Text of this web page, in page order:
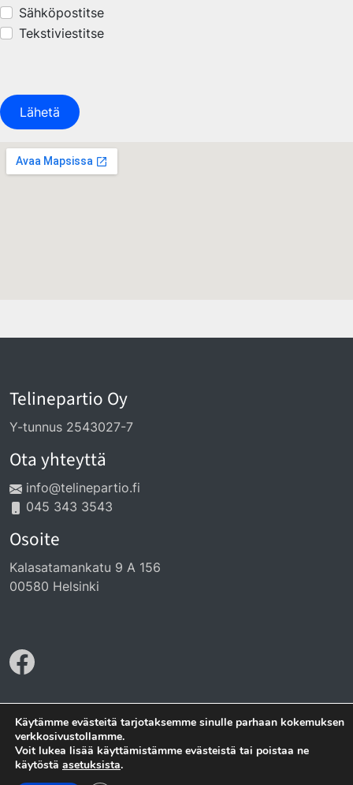
Sähköpostitse
Tekstiviestitse
Lähetä
Telinepartio Oy
Y-tunnus 2543027-7
Ota yhteyttä
info@telinepartio.fi
045 343 3543
Osoite
Kalasatamankatu 9 A 156
00580 Helsinki
Tietosuojaseloste
Käytämme evästeitä tarjotaksemme sinulle parhaan kokemuksen
verkkosivustollamme.
Voit lukea lisää käyttämistämme evästeistä tai poistaa ne
käytöstä asetuksista.